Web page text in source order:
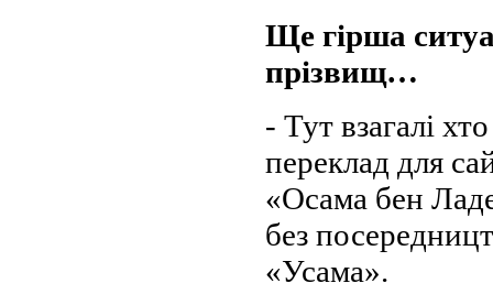
Ще гірша
прізвищ…
- Тут взагалі
переклад для
«Осама бен
без
«Усама».